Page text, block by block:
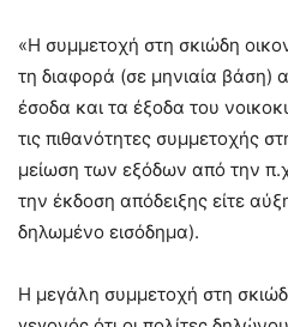
«Η συμμετοχή στη σκιώδη
τη διαφορά (σε μηνιαία βάση)
έσοδα και τα έξοδα του
τις πιθανότητες συμμετοχής
μείωση των εξόδων από την
την έκδοση απόδειξης είτε
δηλωμένο εισόδημα).
Η μεγάλη συμμετοχή στη